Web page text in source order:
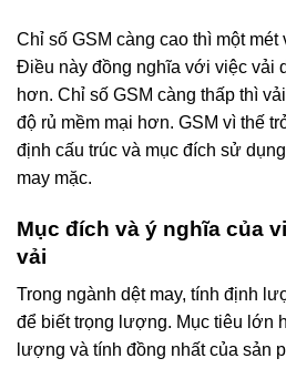
Chỉ số GSM càng cao thì một mét
Điều này đồng nghĩa với việc vải
hơn. Chỉ số GSM càng thấp thì
độ rủ mềm mại hơn. GSM vì thế
định cấu trúc và mục đích sử
may mặc.
Mục đích và ý nghĩa của
vải
Trong ngành dệt may, tính định
để biết trọng lượng. Mục tiêu lớn
lượng và tính đồng nhất của sản